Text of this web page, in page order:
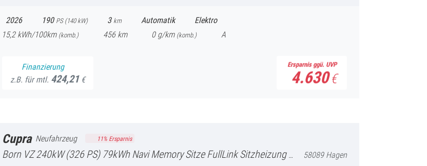
2026 190 PS (140kW) 3 km Automatik
Elektro
15,2 kWh/100km (komb.) 456 km 0 g/km (komb.) A
Finanzierung
z.B. für mtl. 424,21€
Ersparnis ggü. UVP
4.630 €
Cupra Neufahrzeug 11% Ersparnis
Born VZ 240kW (326 PS) 79kWh Navi Memory Sitze FullLink Sitzheizung Supersport-Schalensitze 58089 Hagen